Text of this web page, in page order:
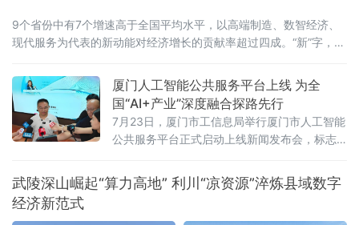
9个省份中有7个增速高于全国平均水平，以高端制造、数智经济、
现代服务为代表的新动能对经济增长的贡献率超过四成。“新”字，成
全国从经济总量看，多厦门人工智能公共服务平台上线 为全
国“AI+产业”深度融合探路先行
7月23日，厦门市工信息局举行厦门市人工智能
公共服务平台正式启动上线新闻发布会，标志
模式，为千行百业安装上“AI引擎”，助力全市数
字经济迈向高质量发展新阶段。打造一体化人
武陵深山崛起“算力高地” 利川“凉资源”淬炼县域数字
经济新范式